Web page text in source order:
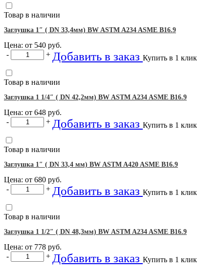
Товар в наличии
Заглушка 1″ ( DN 33,4мм) BW ASTM A234 ASME B16.9
Цена: от 540 руб.
-
+ Добавить в заказ Купить в 1 клик
Товар в наличии
Заглушка 1 1/4″ ( DN 42,2мм) BW ASTM A234 ASME B16.9
Цена: от 648 руб.
-
+ Добавить в заказ Купить в 1 клик
Товар в наличии
Заглушка 1″ ( DN 33,4 мм) BW ASTM A420 ASME B16.9
Цена: от 680 руб.
-
+ Добавить в заказ Купить в 1 клик
Товар в наличии
Заглушка 1 1/2″ ( DN 48,3мм) BW ASTM A234 ASME B16.9
Цена: от 778 руб.
-
+ Добавить в заказ Купить в 1 клик